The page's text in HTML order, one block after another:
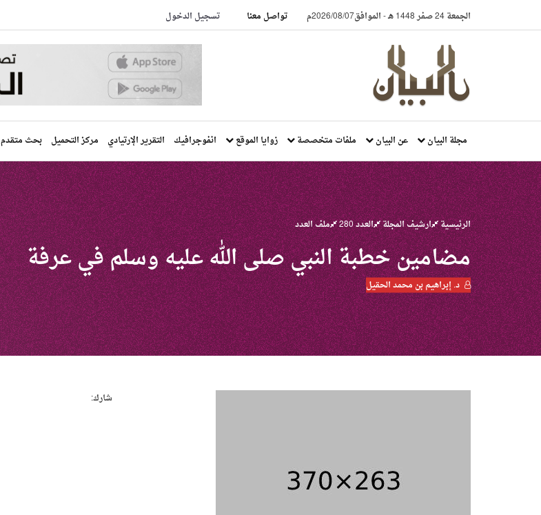
الجمعة 24 صفر 1448 هـ -الموافق2026/08/07م تواصل معنا تسجيل الدخول
مجلة البيان عن البيان ملفات متخصصة زوايا الموقع انفوجرافيك التقرير الإرتيادي مركز التحميل بحث متقدم
الرئيسية ارشيف المجلة العدد 280 ملف العدد
مضامين خطبة النبي صلى الله عليه وسلم في عرفة
د. إبراهيم بن محمد الحقيل
شارك: